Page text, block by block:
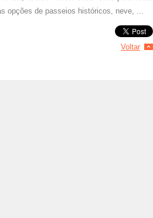
opções de passeios históricos, neve, ...
Voltar